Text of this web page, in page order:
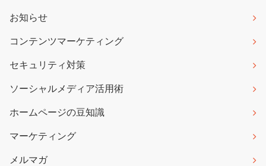
お知らせ
コンテンツマーケティング
セキュリティ対策
ソーシャルメディア活用術
ホームページの豆知識
マーケティング
メルマガ